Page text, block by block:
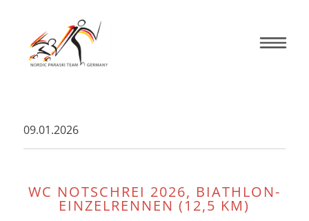
09.01.2026
WC NOTSCHREI 2026, BIATHLON-
EINZELRENNEN (12,5 KM)